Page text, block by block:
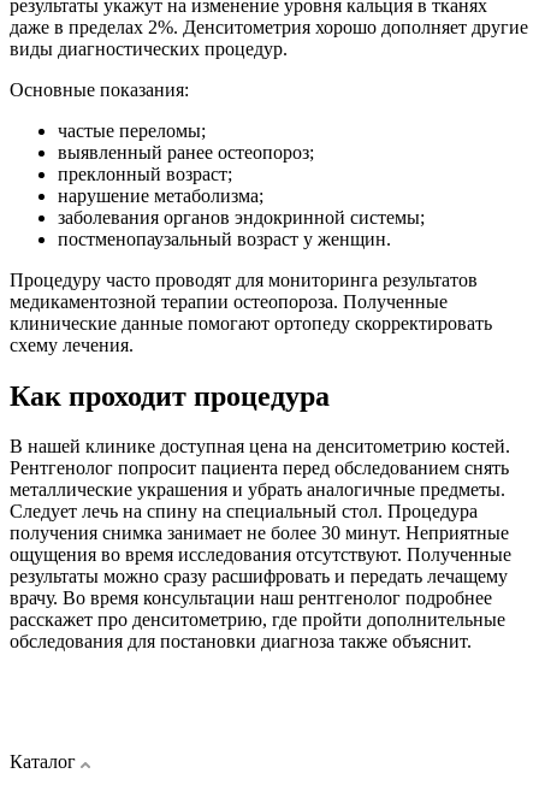
результаты укажут на изменение уровня кальция в тканях
даже в пределах 2%. Денситометрия хорошо дополняет другие
виды диагностических процедур.
Основные показания:
частые переломы;
выявленный ранее остеопороз;
преклонный возраст;
нарушение метаболизма;
заболевания органов эндокринной системы;
постменопаузальный возраст у женщин.
Процедуру часто проводят для мониторинга результатов
медикаментозной терапии остеопороза. Полученные
клинические данные помогают ортопеду скорректировать
схему лечения.
Как проходит процедура
В нашей клинике доступная цена на денситометрию костей.
Рентгенолог попросит пациента перед обследованием снять
металлические украшения и убрать аналогичные предметы.
Следует лечь на спину на специальный стол. Процедура
получения снимка занимает не более 30 минут. Неприятные
ощущения во время исследования отсутствуют. Полученные
результаты можно сразу расшифровать и передать лечащему
врачу. Во время консультации наш рентгенолог подробнее
расскажет про денситометрию, где пройти дополнительные
обследования для постановки диагноза также объяснит.
Каталог